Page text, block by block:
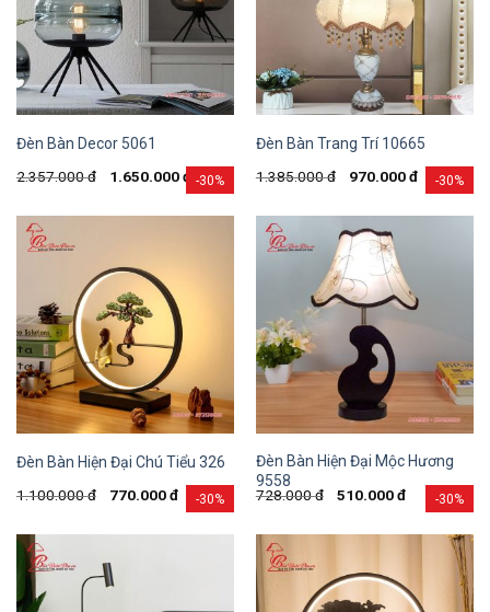
-30%
Đèn Bàn Decor 5061
2.357.000đ 1.650.000đ -30%
Đèn Bàn Trang Trí 10665
1.385.000đ 970.000đ
-30%
Đèn Bàn Hiện Đại Chú Tiểu 326
1.100.000đ 770.000đ -30%
Đèn Bàn Hiện Đại Mộc Hương
9558
728.000đ 510.000đ